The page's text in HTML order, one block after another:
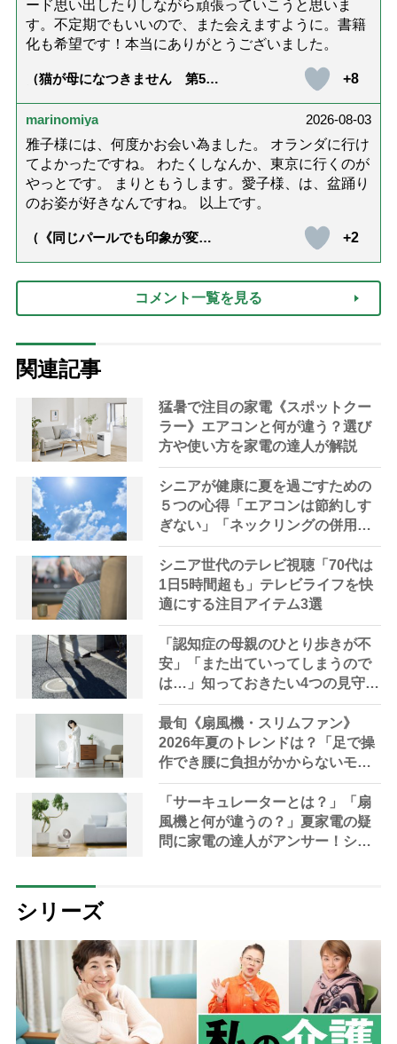
ード思い出したりしながら頑張っていこうと思いま
す。不定期でもいいので、また会えますように。書籍
化も希望です！本当にありがとうございました。
（猫が母になつきません 第500
+8
marinomiya
2026-08-03
雅子様には、何度かお会い為ました。 オランダに行け
てよかったですね。 わたくしなんか、東京に行くのが
やっとです。 まりともうします。愛子様、は、盆踊り
のお姿が好きなんですね。 以上です。
（《同じパールでも印象が変
の夏ネックレス」上品＆涼しげ
に見せる4つの法則）
+2
コメント一覧を見る
関連記事
猛暑で注目の家電《スポットクー
ラー》エアコンと何が違う？選び
方や使い方を家電の達人が解説
シニアが健康に夏を過ごすための
５つの心得「エアコンは節約しす
ぎない」「ネックリングの併用で
電気代をお得に」【節約＆家事ア
ドバイザー解説】
シニア世代のテレビ視聴「70代は
1日5時間超も」テレビライフを快
適にする注目アイテム3選
「認知症の母親のひとり歩きが不
安」「また出ていってしまうので
は…」知っておきたい4つの見守り
方法やサービスを専門家が解説
最旬《扇風機・スリムファン》
2026年夏のトレンドは？「足で操
作でき腰に負担がかからないモデ
ルも」【家電の達人が解説】
「サーキュレーターとは？」「扇
風機と何が違うの？」夏家電の疑
問に家電の達人がアンサー！シニ
シリーズ